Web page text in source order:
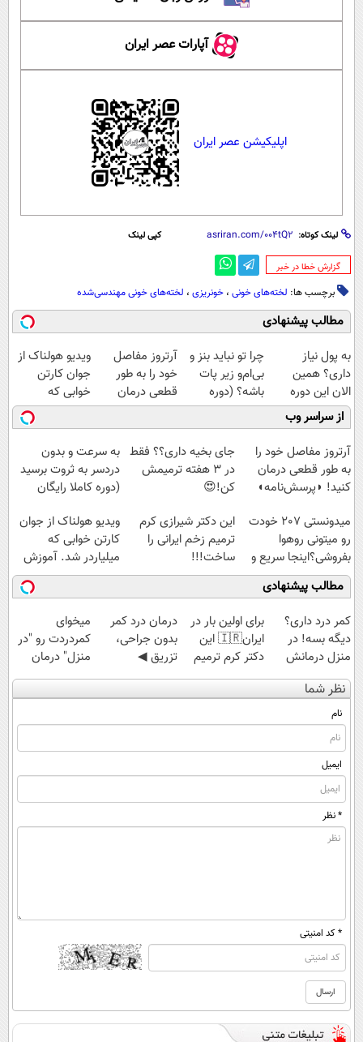
آپارات عصر ایران
اپلیکیشن عصر ایران
لینک کوتاه: کپی لینک
‌گزارش خطا در خبر
برچسب ها: لخته‌های خونی ، خونریزی ، لخته‌های خونی مهندسی‌شده‌
مطالب پیشنهادی
به پول نیاز
داری؟ همین
الان این دوره
رایگان رو شرکت
کن تا دیر نشده!
چرا تو نباید بنز و
بی‌ام‌و زیر پات
باشه؟ (دوره
رایگان درآمد
میلیاردی)
آرتروز مفاصل
خود را به طور
قطعی درمان
کنید!
◗پرسش‌نامه◖
ویدیو هولناک از
جوان کارتن
خوابی که
میلیاردر شد.
آموزش رایگان
از سراسر وب
آرتروز مفاصل خود را
به طور قطعی درمان
کنید! ◗پرسش‌نامه◖
جای بخیه داری؟؟ فقط
در 3 هفته ترمیمش
کن!😍
به سرعت و بدون
دردسر به ثروت برسید
(دوره کاملا رایگان
میدونستی 207 خودت
رو میتونی روهوا
بفروشی؟اینجا سریع و
راحت بفروش
این دکتر شیرازی کرم
ترمیم زخم ایرانی را
ساخت!!!
ویدیو هولناک از جوان
کارتن خوابی که
میلیاردر شد. آموزش
رایگان
مطالب پیشنهادی
کمر درد داری؟
دیگه بسه! در
منزل درمانش
کن
(◀پرسش‌نامه)
برای اولین بار در
ایران🇮🇷 این
دکتر کرم ترمیم
کننده 23 روزه
ساخت!
درمان درد کمر
بدون جراحی،
تزریق ◀
پرسش‌نامه رو پر
کن ▶
میخوای
کمردردت رو "در
منزل" درمان
کنی؟ (◂فیلم +
◂پرسش‌نامه)
نظر شما
نام
ایمیل
* نظر
* کد امنیتی